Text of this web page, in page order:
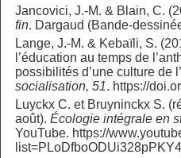
Jancovici, J.-M. & Blain, C.
fin. Dargaud (Bande-
Lange, J.-M. & Kebaïli, S.
l’éducation au temps de
possibilités d’une culture de
socialisation, 51. https://
Luyckx C. et Bruyninckx S.
août). Écologie intégrale en
YouTube. https://